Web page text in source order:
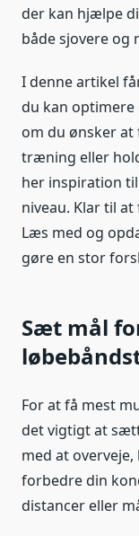
der kan hjælpe
både sjovere og
I denne artikel
du kan
om du ønsker
træning eller
her inspiration
niveau. Klar til
Læs med og
gøre en stor
Sæt mål
For at få mest
det vigtigt at
med at
forbedre din
distancer eller